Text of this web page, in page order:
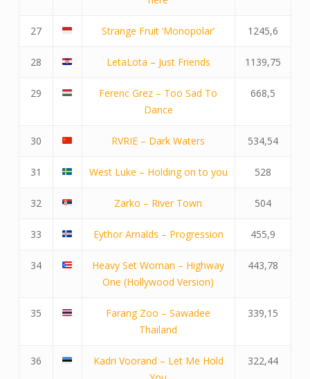
27 Strange Fruit ‘Monopolar’ 1245,6
28 LetaLota – Just Friends 1139,75
29
Ferenc Grez – Too Sad To
Dance
668,5
30 RVRIE – Dark Waters 534,54
31 West Luke – Holding on to you 528
32 Zarko – River Town 504
33 Eythor Arnalds – Progression 455,9
34
Heavy Set Woman – Highway
One (Hollywood Version)
443,78
35
Farang Zoo – Sawadee
Thailand
339,15
36
Kadri Voorand – Let Me Hold
322,44